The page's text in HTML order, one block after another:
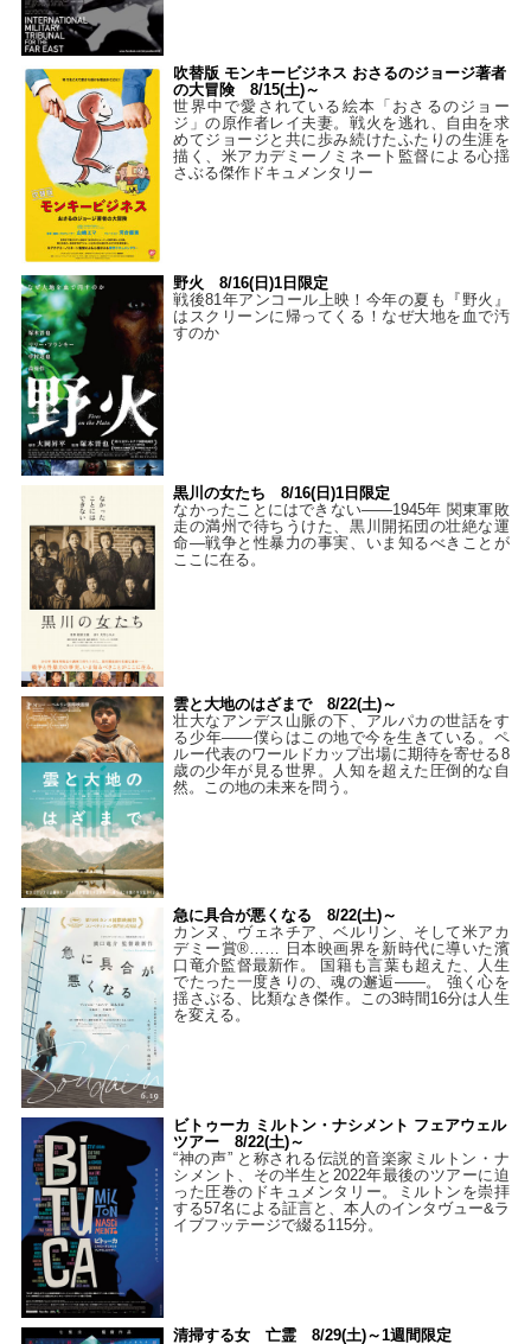
吹替版 モンキービジネス おさるのジョージ著者
の大冒険 8/15(土)～
世界中で愛されている絵本「おさるのジョー
ジ」の原作者レイ夫妻。戦火を逃れ、自由を求
めてジョージと共に歩み続けたふたりの生涯を
描く、米アカデミーノミネート監督による心揺
さぶる傑作ドキュメンタリー
野火 8/16(日)1日限定
戦後81年アンコール上映！今年の夏も『野火』
はスクリーンに帰ってくる！なぜ大地を血で汚
すのか
黒川の女たち 8/16(日)1日限定
なかったことにはできない——1945年 関東軍敗
走の満州で待ちうけた、黒川開拓団の壮絶な運
命―戦争と性暴力の事実、いま知るべきことが
ここに在る。
雲と大地のはざまで 8/22(土)～
壮大なアンデス山脈の下、アルパカの世話をす
る少年――僕らはこの地で今を生きている。ペ
ルー代表のワールドカップ出場に期待を寄せる8
歳の少年が見る世界。人知を超えた圧倒的な自
然。この地の未来を問う。
急に具合が悪くなる 8/22(土)～
カンヌ、ヴェネチア、ベルリン、そして米アカ
デミー賞®…… 日本映画界を新時代に導いた濱
口竜介監督最新作。 国籍も言葉も超えた、人生
でたった一度きりの、魂の邂逅――。 強く心を
揺さぶる、比類なき傑作。この3時間16分は人生
を変える。
ビトゥーカ ミルトン・ナシメント フェアウェル
ツアー 8/22(土)～
“神の声” と称される伝説的音楽家ミルトン・ナ
シメント、その半生と2022年最後のツアーに迫
った圧巻のドキュメンタリー。ミルトンを崇拝
する57名による証言と、本人のインタヴュー&ラ
イブフッテージで綴る115分。
清掃する女 亡霊 8/29(土)～1週間限定